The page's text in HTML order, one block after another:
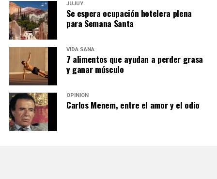
JUJUY
Se espera ocupación hotelera plena
para Semana Santa
VIDA SANA
7 alimentos que ayudan a perder grasa
y ganar músculo
OPINIÓN
Carlos Menem, entre el amor y el odio